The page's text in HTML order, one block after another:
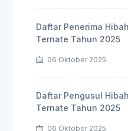
Daftar Penerima
Ternate Tahun 2025
06 Oktober 2025
Daftar Pengusul
Ternate Tahun 2025
06 Oktober 2025